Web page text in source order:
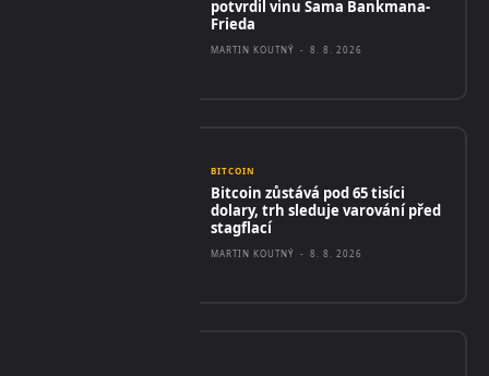
potvrdil vinu Sama Bankmana-
Frieda
MARTIN KOUTNÝ - 8. 8. 2026
BITCOIN
Bitcoin zůstává pod 65 tisíci
dolary, trh sleduje varování před
stagflací
MARTIN KOUTNÝ - 8. 8. 2026